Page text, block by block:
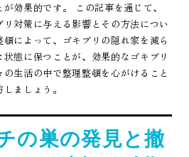
効果的です。 この記事を通じて、
対策に与える影響とその方法につい
によって、ゴキブリの隠れ家を減ら
態に保つことが、効果的なゴキブリ
生活の中で整理整頓を心がけること
ましょう。
の巣の発見と撤